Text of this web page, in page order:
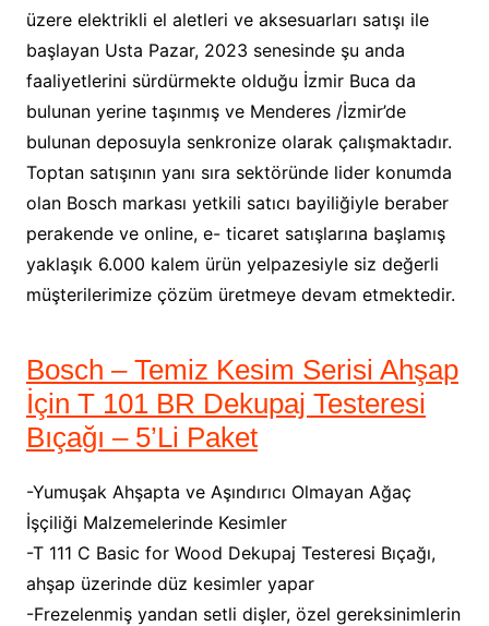
üzere elektrikli el aletleri ve aksesuarları satışı ile
başlayan Usta Pazar, 2023 senesinde şu anda
faaliyetlerini sürdürmekte olduğu İzmir Buca da
bulunan yerine taşınmış ve Menderes /İzmir’de
bulunan deposuyla senkronize olarak çalışmaktadır.
Toptan satışının yanı sıra sektöründe lider konumda
olan Bosch markası yetkili satıcı bayiliğiyle beraber
perakende ve online, e- ticaret satışlarına başlamış
yaklaşık 6.000 kalem ürün yelpazesiyle siz değerli
müşterilerimize çözüm üretmeye devam etmektedir.
Bosch – Temiz Kesim Serisi Ahşap
İçin T 101 BR Dekupaj Testeresi
Bıçağı – 5’Li Paket
-Yumuşak Ahşapta ve Aşındırıcı Olmayan Ağaç
İşçiliği Malzemelerinde Kesimler
-T 111 C Basic for Wood Dekupaj Testeresi Bıçağı,
ahşap üzerinde düz kesimler yapar
-Frezelenmiş yandan setli dişler, özel gereksinimlerin